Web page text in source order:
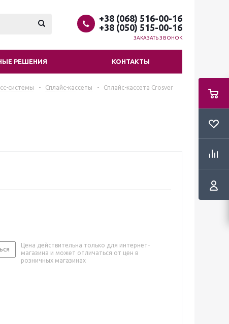
+38 (068) 516-00-16
+38 (050) 515-00-16
ЗАКАЗАТЬ ЗВОНОК
РЕШЕНИЯ КОНТАКТЫ
системы - Сплайс-кассеты -
Сплайс-кассета Crosver
Цена действительна только для интернет-
магазина и может отличаться от цен в
розничных магазинах